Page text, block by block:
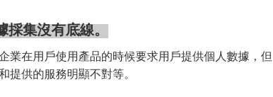
採集沒有底線。
業在用戶使用產品的時候要求用戶提供個人數據，但
提供的服務明顯不對等。